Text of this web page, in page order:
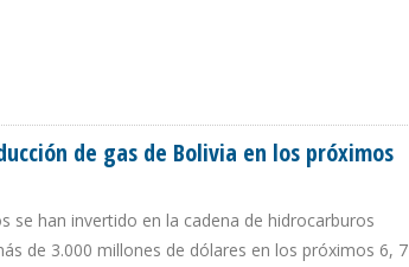
de gas de Bolivia en los próximos
se han invertido en la cadena de hidrocarburos
de 3.000 millones de dólares en los próximos 6, 7